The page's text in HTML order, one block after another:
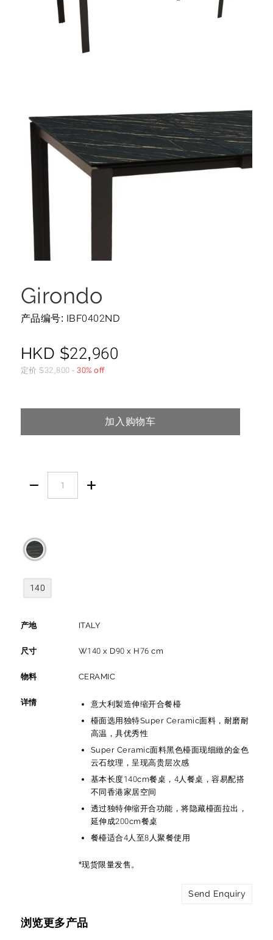
Girondo
产品编号: IBF0402ND
HKD $22,960
定价$32,800 -30% off
加入购物车
 
140
产地 ITALY
尺寸 W140 x D90 x H76 cm
物料 CERAMIC
详情
意大利製造伸缩开合餐檯
檯面选用独特Super Ceramic面料，耐磨耐
高温，具优秀性
Super Ceramic面料黑色檯面现细緻的金色
云石纹理，呈现高贵层次感
基本长度140cm餐桌，4人餐桌，容易配搭
不同香港家居空间
透过独特伸缩开合功能，将隐藏檯面拉出，
延伸成200cm餐桌
餐檯适合4人至8人聚餐使用
*现货限量发售。
Send Enquiry
浏览更多产品